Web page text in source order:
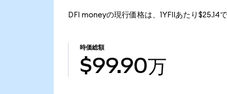
DFI moneyの現行価格は、1YFIIあたり
時価総額
$99.90万